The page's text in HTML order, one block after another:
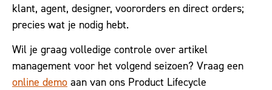
klant, agent, designer, voororders en direct orders;
precies wat je nodig hebt.
Wil je graag volledige controle over artikel
management voor het volgend seizoen? Vraag een
online demo aan van ons Product Lifecycle